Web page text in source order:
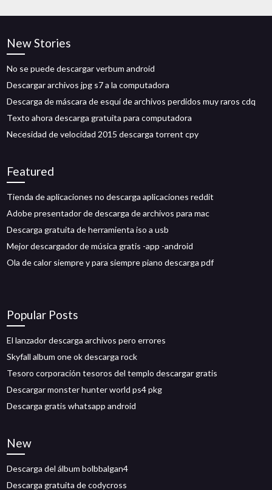
New Stories
No se puede descargar verbum android
Descargar archivos jpg s7 a la computadora
Descarga de máscara de esquí de archivos perdidos muy raros cdq
Texto ahora descarga gratuita para computadora
Necesidad de velocidad 2015 descarga torrent cpy
Featured
Tienda de aplicaciones no descarga aplicaciones reddit
Adobe presentador de descarga de archivos para mac
Descarga gratuita de herramienta iso a usb
Mejor descargador de música gratis -app -android
Ola de calor siempre y para siempre piano descarga pdf
Popular Posts
El lanzador descarga archivos pero errores
Skyfall album one ok descarga rock
Tesoro corporación tesoros del templo descargar gratis
Descargar monster hunter world ps4 pkg
Descarga gratis whatsapp android
New
Descarga del álbum bolbbalgan4
Descarga gratuita de codycross